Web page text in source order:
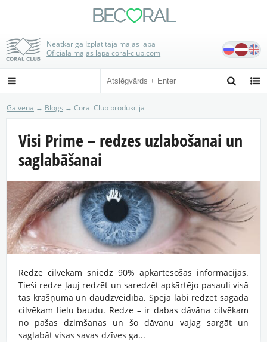
BECRAL
Neatkarīgā Izplatītāja mājas lapa
Oficiālā mājas lapa coral-club.com
 

Galvenā → Blogs → Coral Club produkcija
Visi Prime – redzes uzlabošanai un
saglabāšanai
Redze cilvēkam sniedz 90% apkārtesošās informācijas.
Tieši redze ļauj redzēt un saredzēt apkārtējo pasauli visā
tās krāšņumā un daudzveidībā. Spēja labi redzēt sagādā
cilvēkam lielu baudu. Redze – ir dabas dāvāna cilvēkam
no pašas dzimšanas un šo dāvanu vajag sargāt un
saglabāt visas savas dzīves ga...